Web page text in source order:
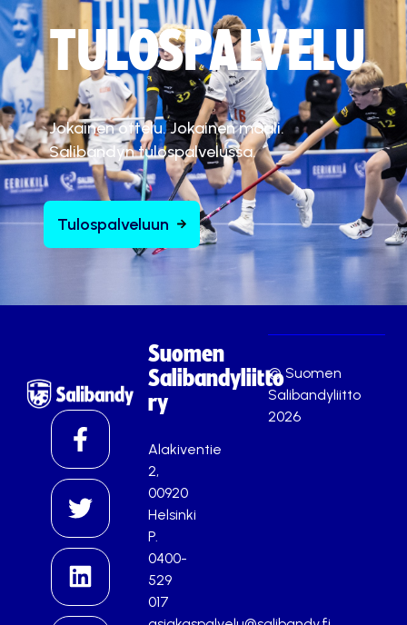
.
Hyväksy markkinointievästeet
TULOSPALVELU
Jokainen ottelu. Jokainen maali.
Salibandyn tulospalvelussa.
Tulospalveluun
Suomen
Salibandyliitto
ry
Alakiventie
2,
00920
Helsinki
P.
0400-
529
017
© Suomen
Salibandyliitto
2026